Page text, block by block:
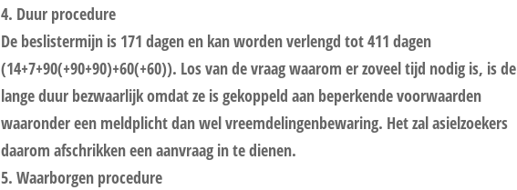
4. Duur procedure
De beslistermijn is 171 dagen en kan worden verlengd tot 411 dagen
(14+7+90(+90+90)+60(+60)). Los van de vraag waarom er zoveel tijd nodig is, is de
lange duur bezwaarlijk omdat ze is gekoppeld aan beperkende voorwaarden
waaronder een meldplicht dan wel vreemdelingenbewaring. Het zal asielzoekers
daarom afschrikken een aanvraag in te dienen.
5. Waarborgen procedure